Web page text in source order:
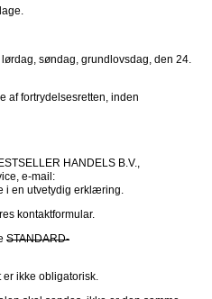
søndag, grundlovsdag, den 24.
af fortrydelsesretten, inden
HANDELS B.V.,
i en utvetydig erklæring.
kontaktformular.
STANDARD-
er ikke obligatorisk.